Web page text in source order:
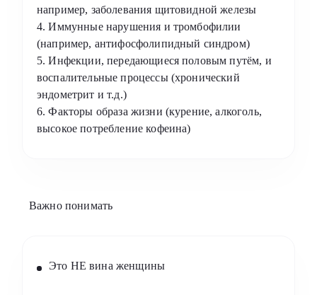
например, заболевания щитовидной железы
4. Иммунные нарушения и тромбофилии
(например, антифосфолипидный синдром)
5. Инфекции, передающиеся половым путём, и
воспалительные процессы (хронический
эндометрит и т.д.)
6. Факторы образа жизни (курение, алкоголь,
высокое потребление кофеина)
Важно понимать
Это НЕ вина женщины